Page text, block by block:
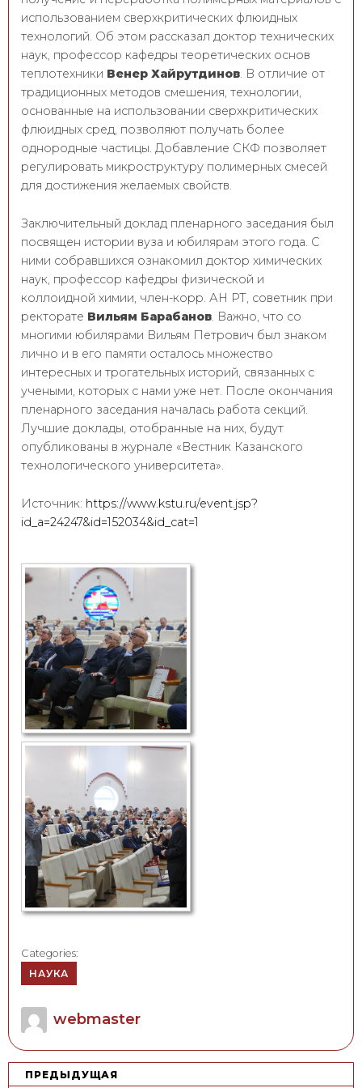
использованием сверхкритических флюидных
технологий. Об этом рассказал доктор технических
наук, профессор кафедры теоретических основ
теплотехники Венер Хайрутдинов. В отличие от
традиционных методов смешения, технологии,
основанные на использовании сверхкритических
флюидных сред, позволяют получать более
однородные частицы. Добавление СКФ позволяет
регулировать микроструктуру полимерных смесей
для достижения желаемых свойств.
Заключительный доклад пленарного заседания был
посвящен истории вуза и юбилярам этого года. С
ними собравшихся ознакомил доктор химических
наук, профессор кафедры физической и
коллоидной химии, член-корр. АН РТ, советник при
ректорате Вильям Барабанов. Важно, что со
многими юбилярами Вильям Петрович был знаком
лично и в его памяти осталось множество
интересных и трогательных историй, связанных с
учеными, которых с нами уже нет. После окончания
пленарного заседания началась работа секций.
Лучшие доклады, отобранные на них, будут
опубликованы в журнале «Вестник Казанского
технологического университета».
Источник: https://www.kstu.ru/event.jsp?
id_a=24247&id=152034&id_cat=1
Categories:
НАУКА
Author
webmaster
НПРЕДЫДУЩАЯ